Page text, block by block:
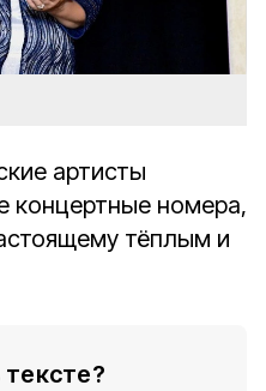
артисты
концертные номера,
тёплым и